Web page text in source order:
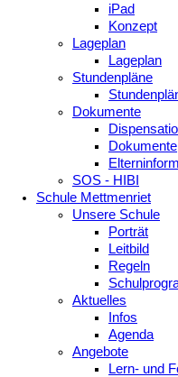
iPad
Konzept
Lageplan
Lageplan
Stundenpläne
Dokumente
Dokumente
SOS - HIBI
Schule Mettmenriet
Unsere Schule
Porträt
Leitbild
Regeln
Aktuelles
Infos
Agenda
Angebote
Lern- und